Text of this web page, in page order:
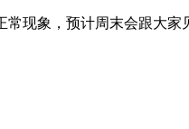
常现象，预计周末会跟大家